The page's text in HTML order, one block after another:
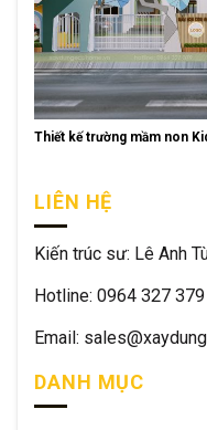
Thiết kế trường mầm non
LIÊN HỆ
Kiến trúc sư: Lê Anh
Hotline: 0964 327 379
Email:
DANH MỤC